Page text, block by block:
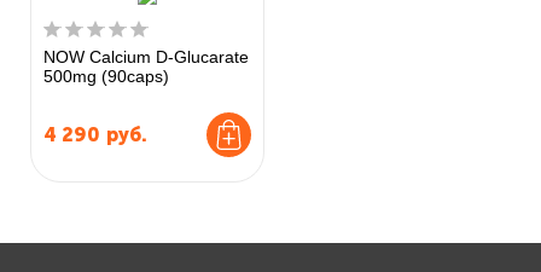
NOW Calcium D-Glucarate
500mg (90caps)
4 290 руб.